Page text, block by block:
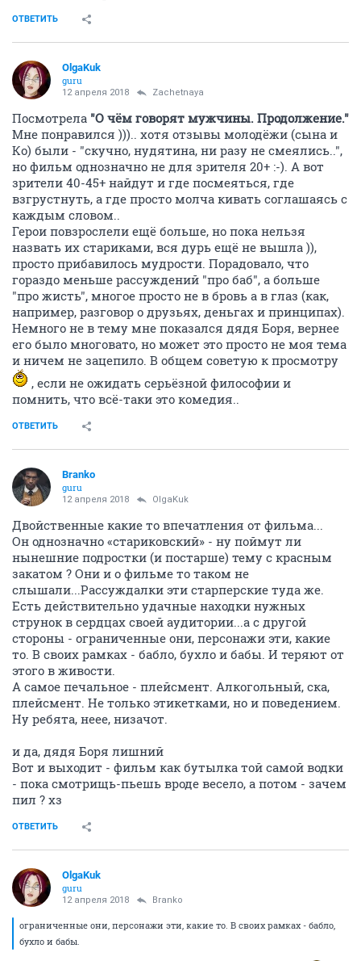
ОТВЕТИТЬ
OlgaKuk
guru
12 апреля 2018 Zachetnaya
Посмотрела "О чём говорят мужчины. Продолжение."
Мне понравился ))).. хотя отзывы молодёжи (сына и
Ко) были - "скучно, нудятина, ни разу не смеялись..",
но фильм однозначно не для зрителя 20+ :-). А вот
зрители 40-45+ найдут и где посмеяться, где
взгрустнуть, а где просто молча кивать соглашаясь с
каждым словом..
Герои повзрослели ещё больше, но пока нельзя
назвать их стариками, вся дурь ещё не вышла )),
просто прибавилось мудрости. Порадовало, что
гораздо меньше рассуждений "про баб", а больше
"про жисть", многое просто не в бровь а в глаз (как,
например, разговор о друзьях, деньгах и принципах).
Немного не в тему мне показался дядя Боря, вернее
его было многовато, но может это просто не моя тема
и ничем не зацепило. В общем советую к просмотру
, если не ожидать серьёзной философии и
помнить, что всё-таки это комедия..
ОТВЕТИТЬ
Branko
guru
12 апреля 2018 OlgaKuk
Двойственные какие то впечатления от фильма...
Он однозначно «стариковский» - ну поймут ли
нынешние подростки (и постарше) тему с красным
закатом ? Они и о фильме то таком не
слышали...Рассуждалки эти старперские туда же.
Есть действительно удачные находки нужных
струнок в сердцах своей аудитории...а с другой
стороны - ограниченные они, персонажи эти, какие
то. В своих рамках - бабло, бухло и бабы. И теряют от
этого в живости.
А самое печальное - плейсмент. Алкогольный, ска,
плейсмент. Не только этикетками, но и поведением.
Ну ребята, неее, низачот.
и да, дядя Боря лишний
Вот и выходит - фильм как бутылка той самой водки
- пока смотрищь-пьешь вроде весело, а потом - зачем
пил ? хз
ОТВЕТИТЬ
OlgaKuk
guru
12 апреля 2018 Branko
ограниченные они, персонажи эти, какие то. В своих рамках - бабло,
бухло и бабы.